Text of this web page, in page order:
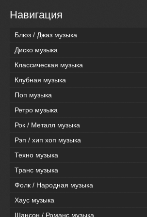
Навигация
Блюз / Джаз музыка
Диско музыка
Классическая музыка
Клубная музыка
Поп музыка
Ретро музыка
Рок / Металл музыка
Рэп / хип хоп музыка
Техно музыка
Транс музыка
Фолк / Народная музыка
Хаус музыка
Шансон / Романс музыка